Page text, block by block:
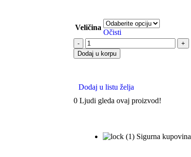
Veličina
Očisti
Dodaj u korpu
Dodaj u listu želja
0 Ljudi gleda ovaj proizvod!
Sigurna kupovina